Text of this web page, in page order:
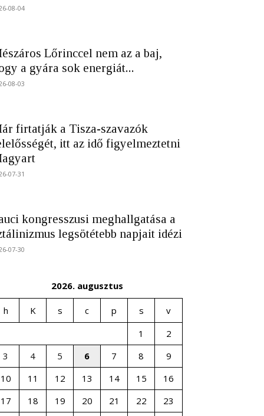
08-04
Lőrinccel nem az a baj,
a gyára sok energiát...
08-03
firtatják a Tisza-szavazók
itt az idő figyelmeztetni
07-31
kongresszusi meghallgatása a
legsötétebb napjait idézi
07-30
2026. augusztus
h K s c p s
v
1
2
3
4 5 6 7 8
9
10
11 12 13 14 15
16
17
18 19 20 21 22 23